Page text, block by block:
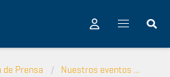
de Prensa
Nuestros eventos ...